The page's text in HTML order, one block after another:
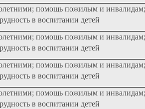
помощь пожилым и инвалидам;
в воспитании детей
помощь пожилым и инвалидам;
в воспитании детей
помощь пожилым и инвалидам;
в воспитании детей
помощь пожилым и инвалидам;
в воспитании детей